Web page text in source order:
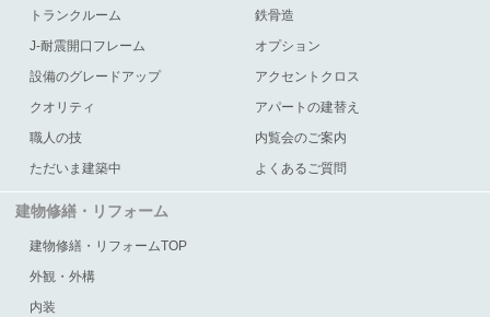
トランクルーム
鉄骨造
J-耐震開口フレーム
オプション
設備のグレードアップ
アクセントクロス
クオリティ
アパートの建替え
職人の技
内覧会のご案内
ただいま建築中
よくあるご質問
建物修繕・リフォーム
建物修繕・リフォームTOP
外観・外構
内装